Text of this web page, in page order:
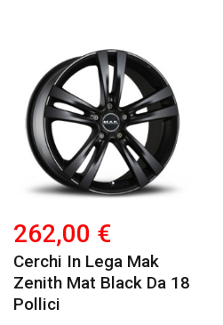
262,00 €
Cerchi In Lega Mak
Zenith Mat Black Da 18
Pollici